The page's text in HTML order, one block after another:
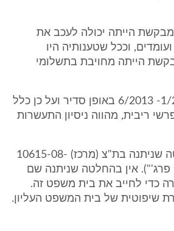
הייתה יכולה לעכב את
וככל שטענותיה היו
הייתה מחויבת בתשלומי
המבקשת שילמה את חיובי הארנונה בתקופה 1/2013- 6/2013 באופן סדיר ועל כן כלל
ריבית, מהווה ניסיון התעשרות
אין לקבל את הסתמכותה של המבקשת על ההחלטה שניתנה בת"צ (מרכז) 10615-08-
(6.6.13) (להלן: "עניין פרג'"). אין בהחלטה שניתנה שם
כדי לחייב את בית משפט זה.
שיפוטית של בית המשפט העליון.